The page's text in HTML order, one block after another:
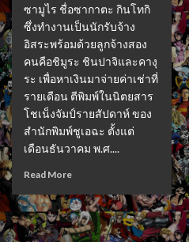
ซามูไร ชื่อซากาตะ กินโทกิ
ซึ่งทำงานเป็นนักรับจ้าง
อิสระพร้อมด้วยลูกจ้างสอง
คนคือชิมูระ ชินปาจิและคางุ
ระ เพื่อหาเงินมาจ่ายค่าเช่าที่
รายเดือน ตีพิมพ์ในนิตยสาร
โชเน็งจัมป์รายสัปดาห์ ของ
สำนักพิมพ์ชูเอฉะ ตั้งแต่
เดือนธันวาคม พ.ศ....
Read More